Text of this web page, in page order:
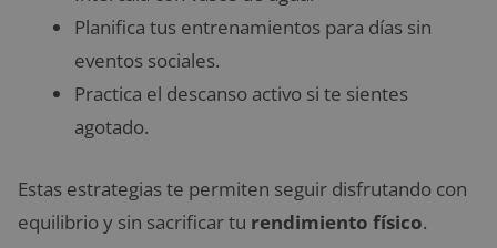
Planifica tus entrenamientos para días sin
eventos sociales.
Practica el descanso activo si te sientes
agotado.
Estas estrategias te permiten seguir disfrutando con
equilibrio y sin sacrificar tu rendimiento físico.